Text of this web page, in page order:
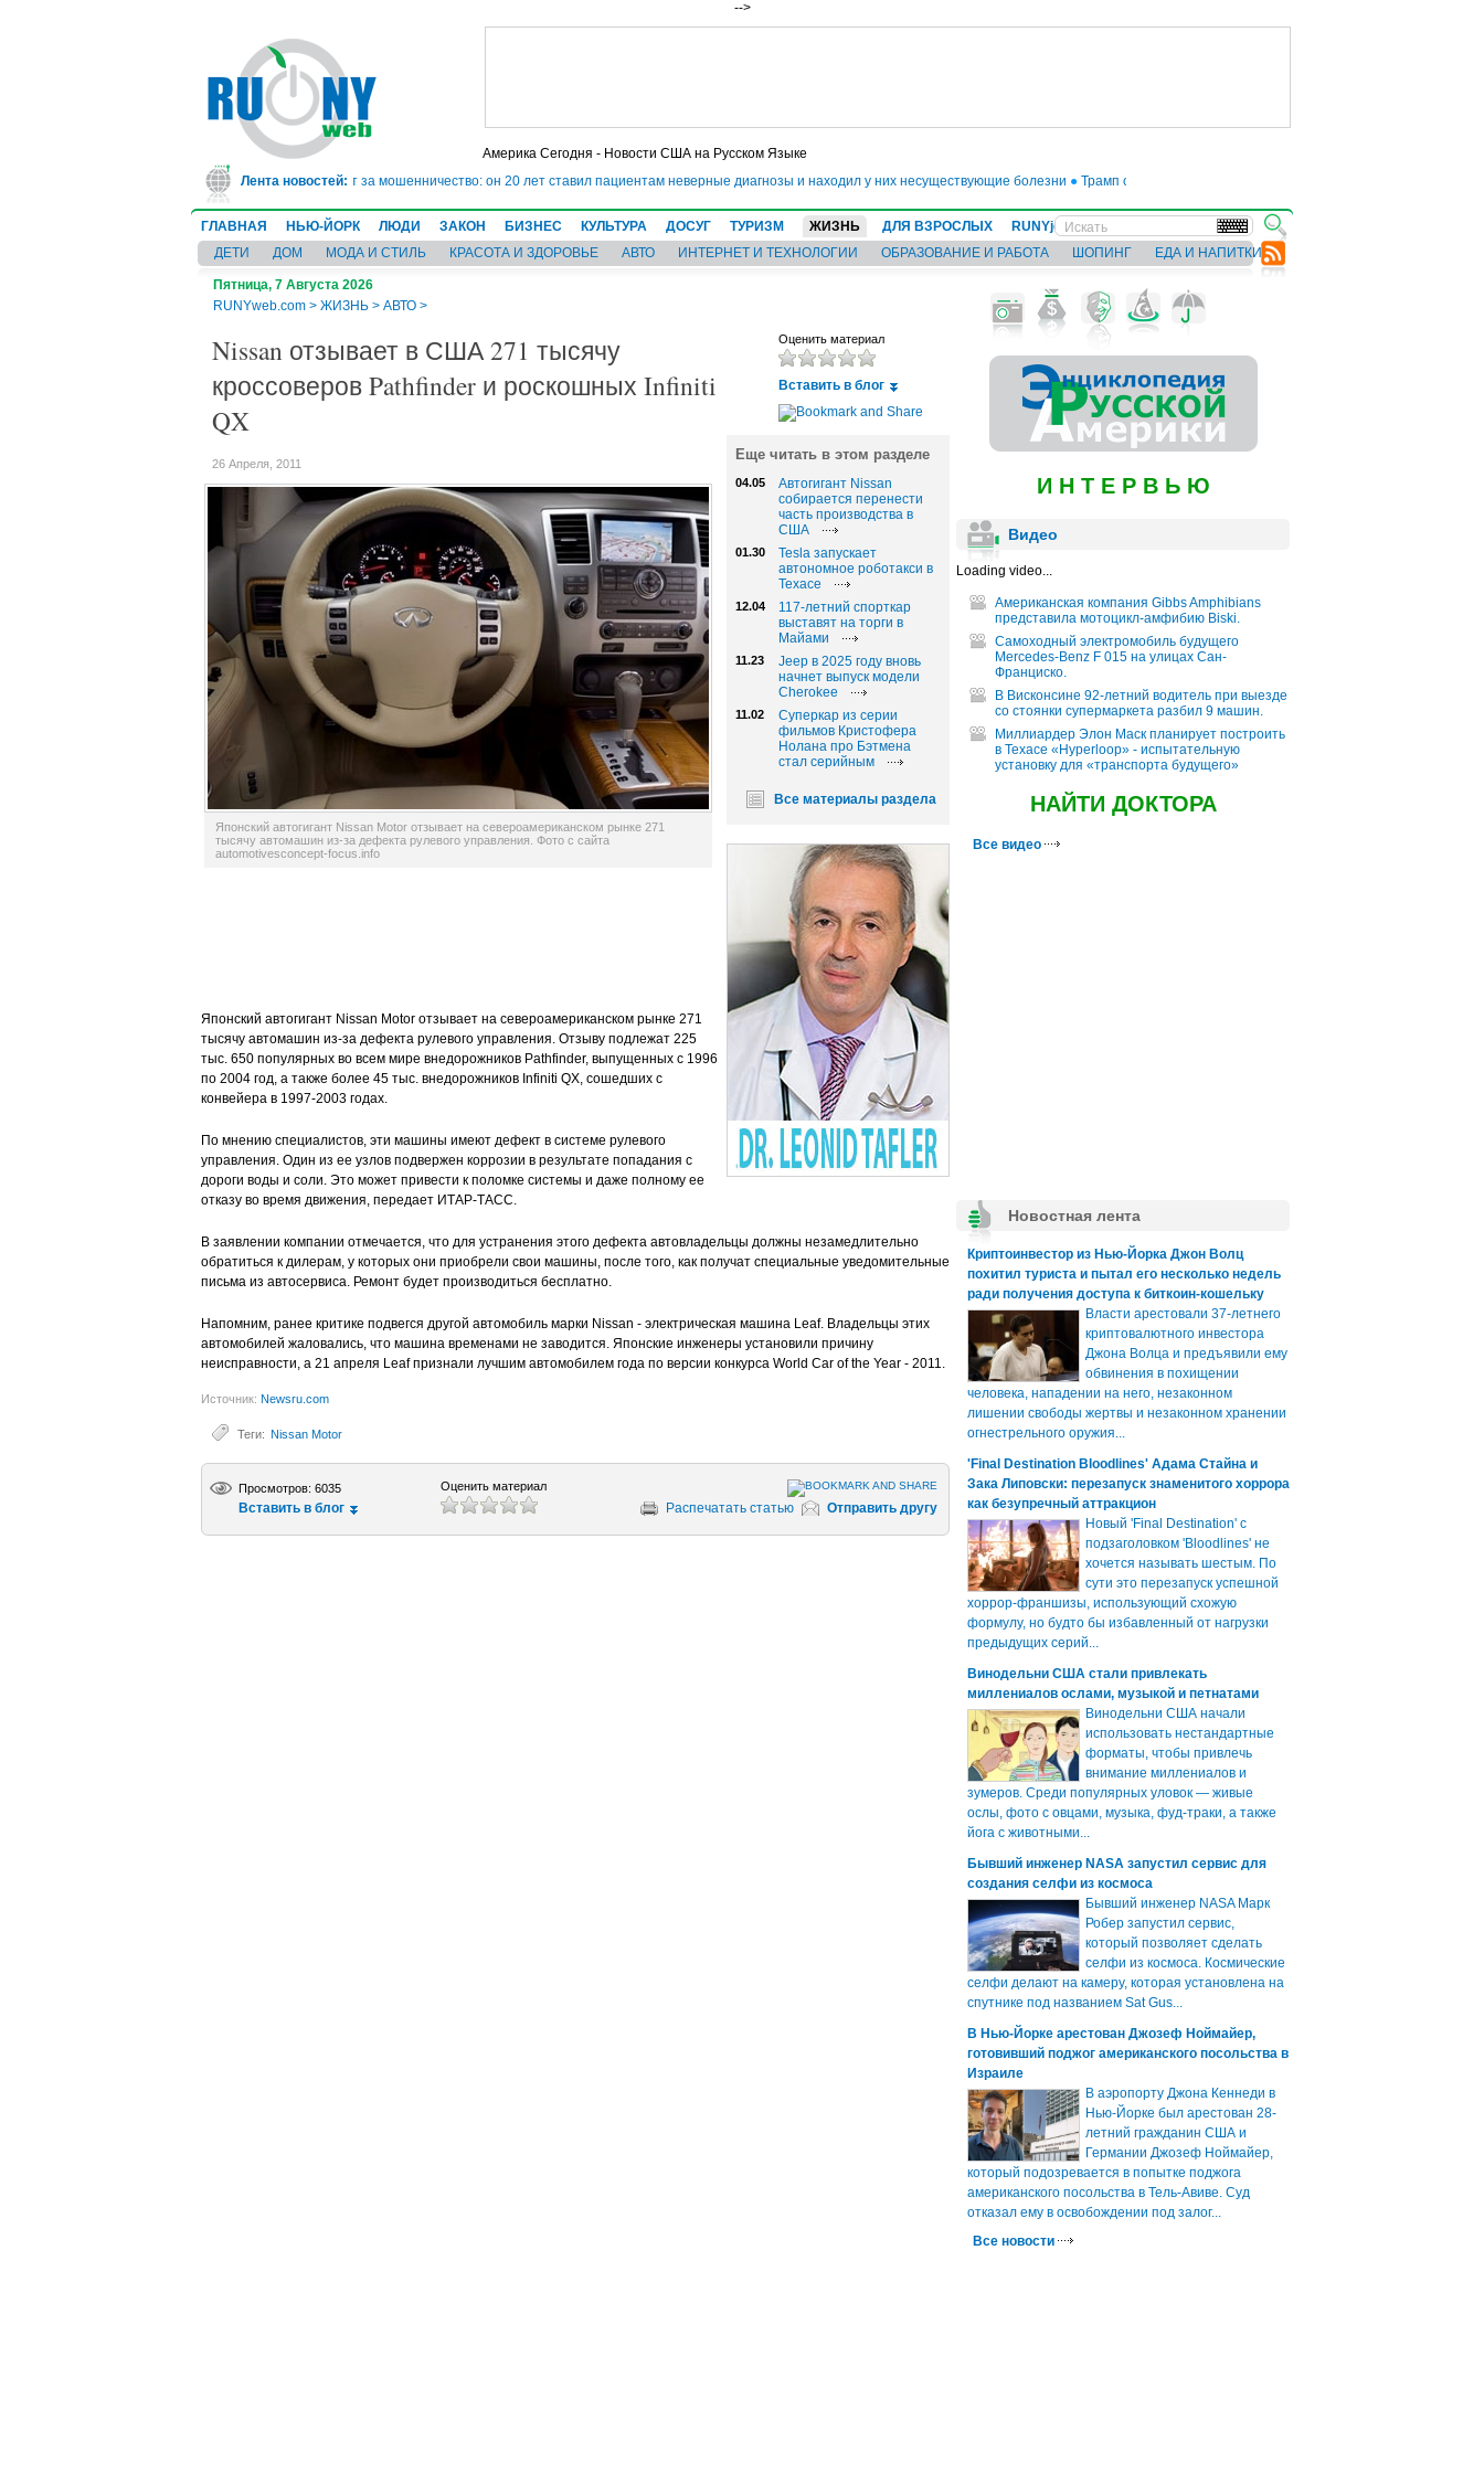
-->
Америка Сегодня - Новости США на Русском Языке
Лента новостей:
В Техасе врач-ревматолог сядет в тюрьму на 10 лет за мошенничество: он 20 лет ставил пациентам неверные диагнозы и находил у них несуществующие болезни● Трамп отложил введение 50-процентных пошлин на товары из ЕС
ГЛАВНАЯ НЬЮ-ЙОРК ЛЮДИ ЗАКОН БИЗНЕС КУЛЬТУРА ДОСУГ ТУРИЗМ ЖИЗНЬ ДЛЯ ВЗРОСЛЫХ RUNYjews
ВЕСТИ ИЗ УКРАИНЫ
ДЕТИ
ДОМ МОДА И СТИЛЬ КРАСОТА И ЗДОРОВЬЕ АВТО ИНТЕРНЕТ И ТЕХНОЛОГИИ ОБРАЗОВАНИЕ И РАБОТА ШОПИНГ ЕДА И НАПИТКИ
Пятница, 7 Августа 2026
RUNYweb.com > ЖИЗНЬ > АВТО >
Оценить материал
Вставить в блог
Еще читать в этом разделе
04.05
Автогигант Nissan
собирается перенести
часть производства в
США
01.30
Tesla запускает
автономное роботакси в
Техасе
12.04
117-летний спорткар
выставят на торги в
Майами
11.23
Jeep в 2025 году вновь
начнет выпуск модели
Cherokee
11.02
Суперкар из серии
фильмов Кристофера
Нолана про Бэтмена
стал серийным
Все материалы раздела
Nissan отзывает в США 271 тысячу
кроссоверов Pathfinder и роскошных Infiniti
QX
26 Апреля, 2011
Японский автогигант Nissan Motor отзывает на североамериканском рынке 271
тысячу автомашин из-за дефекта рулевого управления. Фото с сайта
automotivesconcept-focus.info
Японский автогигант Nissan Motor отзывает на североамериканском рынке 271
тысячу автомашин из-за дефекта рулевого управления. Отзыву подлежат 225
тыс. 650 популярных во всем мире внедорожников Pathfinder, выпущенных с 1996
по 2004 год, а также более 45 тыс. внедорожников Infiniti QX, сошедших с
конвейера в 1997-2003 годах.
По мнению специалистов, эти машины имеют дефект в системе рулевого
управления. Один из ее узлов подвержен коррозии в результате попадания с
дороги воды и соли. Это может привести к поломке системы и даже полному ее
отказу во время движения, передает ИТАР-ТАСС.
В заявлении компании отмечается, что для устранения этого дефекта автовладельцы должны незамедлительно
обратиться к дилерам, у которых они приобрели свои машины, после того, как получат специальные уведомительные
письма из автосервиса. Ремонт будет производиться бесплатно.
Напомним, ранее критике подвегся другой автомобиль марки Nissan - электрическая машина Leaf. Владельцы этих
автомобилей жаловались, что машина временами не заводится. Японские инженеры установили причину
неисправности, а 21 апреля Leaf признали лучшим автомобилем года по версии конкурса World Car of the Year - 2011.
Источник: Newsru.com
Теги: Nissan Motor
Просмотров: 6035
Вставить в блог
Оценить материал
Распечатать статью Отправить другу
И Н Т Е Р В Ь Ю
Видео
Loading video...
Американская компания Gibbs Amphibians
представила мотоцикл-амфибию Biski.
Самоходный электромобиль будущего
Mercedes-Benz F 015 на улицах Сан-
Франциско.
В Висконсине 92-летний водитель при выезде
со стоянки супермаркета разбил 9 машин.
Миллиардер Элон Маск планирует построить
в Техасе «Hyperloop» - испытательную
установку для «транспорта будущего»
НАЙТИ ДОКТОРА
Все видео
Новостная лента
Криптоинвестор из Нью-Йорка Джон Волц
похитил туриста и пытал его несколько недель
ради получения доступа к биткоин-кошельку
Власти арестовали 37-летнего
криптовалютного инвестора
Джона Волца и предъявили ему
обвинения в похищении
человека, нападении на него, незаконном
лишении свободы жертвы и незаконном хранении
огнестрельного оружия...
'Final Destination Bloodlines' Адама Стайна и
Зака Липовски: перезапуск знаменитого хоррора
как безупречный аттракцион
Новый 'Final Destination' с
подзаголовком 'Bloodlines' не
хочется называть шестым. По
сути это перезапуск успешной
хоррор-франшизы, использующий схожую
формулу, но будто бы избавленный от нагрузки
предыдущих серий...
Винодельни США стали привлекать
миллениалов ослами, музыкой и петнатами
Винодельни США начали
использовать нестандартные
форматы, чтобы привлечь
внимание миллениалов и
зумеров. Среди популярных уловок — живые
ослы, фото с овцами, музыка, фуд-траки, а также
йога с животными...
Бывший инженер NASA запустил сервис для
создания селфи из космоса
Бывший инженер NASA Марк
Робер запустил сервис,
который позволяет сделать
селфи из космоса. Космические
селфи делают на камеру, которая установлена на
спутнике под названием Sat Gus...
В Нью-Йорке арестован Джозеф Ноймайер,
готовивший поджог американского посольства в
Израиле
В аэропорту Джона Кеннеди в
Нью-Йорке был арестован 28-
летний гражданин США и
Германии Джозеф Ноймайер,
который подозревается в попытке поджога
американского посольства в Тель-Авиве. Суд
отказал ему в освобождении под залог...
Все новости